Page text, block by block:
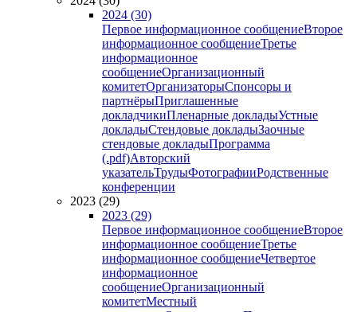
2024 (30)
Первое информационное сообщениеВторое
информационное сообщениеТретье
информационное
сообщениеОрганизационный
комитетОрганизаторыСпонсоры и
партнёрыПриглашенные
докладчикиПленарные докладыУстные
докладыСтендовые докладыЗаочные
стендовые докладыПрограмма
(.pdf)Авторский
указательТрудыФотографииРодственные
конференции
2023 (29)
2023 (29)
Первое информационное сообщениеВторое
информационное сообщениеТретье
информационное сообщениеЧетвертое
информационное
сообщениеОрганизационный
комитетМестный